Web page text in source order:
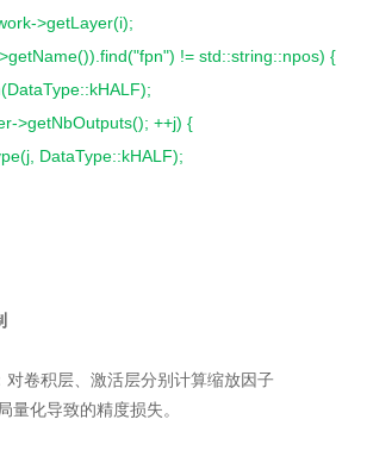
>getLayer(i);
!= std::string::npos) {
>getNbOutputs(); ++j) {
DataType::kHALF);
对卷积层、激活层分别计算缩放因子
量化导致的精度损失。